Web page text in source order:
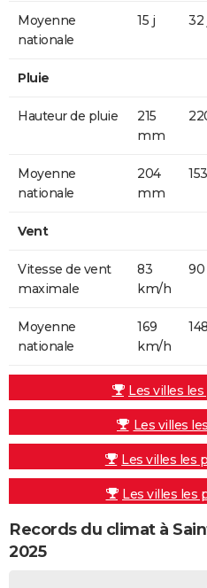
Moyenne
nationale
15 j 32
Pluie
Hauteur de pluie
215
mm
Moyenne
nationale
204
mm
Vent
Vitesse de vent
maximale
83
km/h
Moyenne
nationale
169
km/h
Les villes
Les villes
Les villes les
Les villes les
Records du climat à
2025